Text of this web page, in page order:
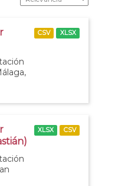
CSV XLSX
XLSX CSV